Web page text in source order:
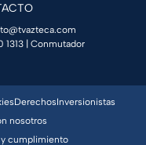
1313 | Conmutador
DerechosInversionistas
nosotros
y cumplimiento